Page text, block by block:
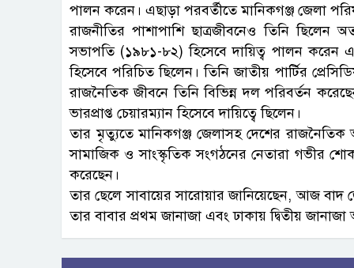
পালন করেন। এছাড়া পরবর্তীতে মানিকগঞ্জ জেলা
রাজনীতির পাশাপাশি ছাত্রজীবনেও তিনি ছিলেন
সভাপতি (১৯৮১-৮২) হিসেবে দায়িত্ব পালন করেন
হিসেবে পরিচিত ছিলেন। তিনি জাতীয় পার্টির
রাজনৈতিক জীবনে তিনি বিভিন্ন দল পরিবর্তন
ভারপ্রাপ্ত চেয়ারম্যান হিসেবে দায়িত্বে ছিলেন।
তার মৃত্যুতে মানিকগঞ্জ জেলাসহ দেশের রাজনৈতিক
সামাজিক ও সাংস্কৃতিক সংগঠনের নেতারা গভীর
করেছেন।
তার ছেলে সাবায়ের সারোয়ার জানিয়েছেন, আজ বাদ
তার বাবার প্রথম জানাজা এবং ঢাকায় দ্বিতীয় জানাজা